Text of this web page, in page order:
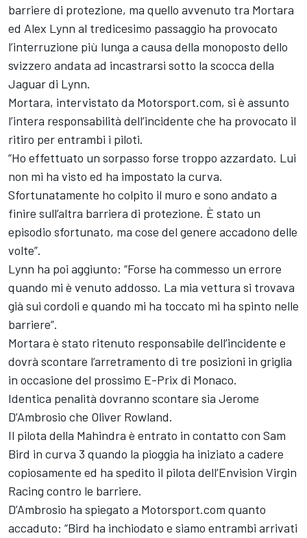
barriere di protezione, ma quello avvenuto tra Mortara
ed Alex Lynn al tredicesimo passaggio ha provocato
l’interruzione più lunga a causa della monoposto dello
svizzero andata ad incastrarsi sotto la scocca della
Jaguar di Lynn.
Mortara, intervistato da Motorsport.com, si è assunto
l’intera responsabilità dell’incidente che ha provocato il
ritiro per entrambi i piloti.
“Ho effettuato un sorpasso forse troppo azzardato. Lui
non mi ha visto ed ha impostato la curva.
Sfortunatamente ho colpito il muro e sono andato a
finire sull’altra barriera di protezione. È stato un
episodio sfortunato, ma cose del genere accadono delle
volte”.
Lynn ha poi aggiunto: “Forse ha commesso un errore
quando mi è venuto addosso. La mia vettura si trovava
già sui cordoli e quando mi ha toccato mi ha spinto nelle
barriere”.
Mortara è stato ritenuto responsabile dell’incidente e
dovrà scontare l’arretramento di tre posizioni in griglia
in occasione del prossimo E-Prix di Monaco.
Identica penalità dovranno scontare sia Jerome
D’Ambrosio che Oliver Rowland.
Il pilota della Mahindra è entrato in contatto con Sam
Bird in curva 3 quando la pioggia ha iniziato a cadere
copiosamente ed ha spedito il pilota dell’Envision Virgin
Racing contro le barriere.
D’Ambrosio ha spiegato a Motorsport.com quanto
accaduto: “Bird ha inchiodato e siamo entrambi arrivati